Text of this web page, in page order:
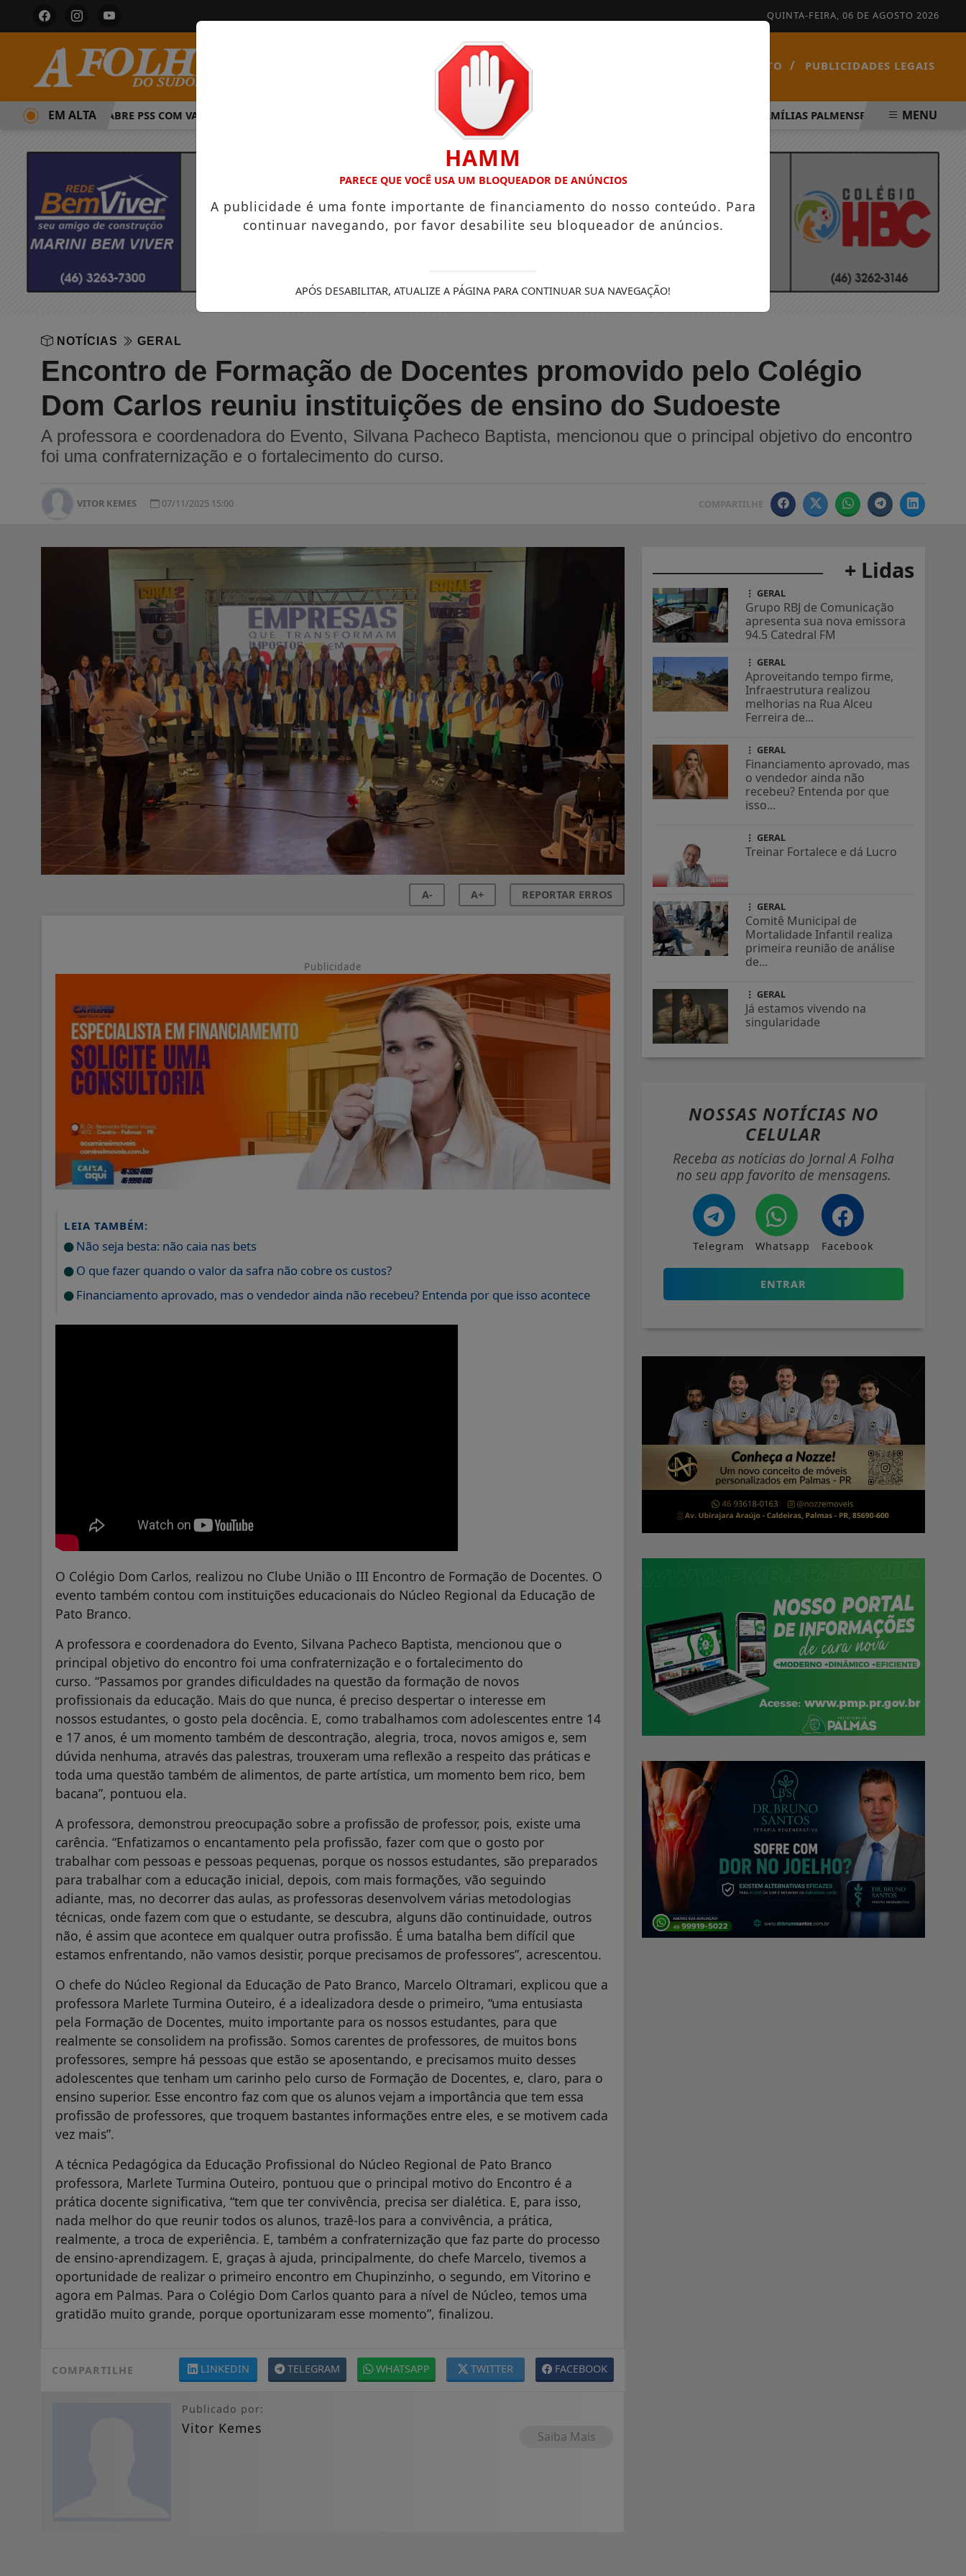
QUINTA-FEIRA, 06 DE AGOSTO 2026
INÍCIO CONTATO / PUBLICIDADES LEGAIS
PREFEITURA ABRE PSS COM VAGAS EM SEIS FUNÇÕES E SALÁRIOS QUE CHEGAM A R$ 3,8 MIL IGREJA DO DIVINO ESPÍRITO SANTO FAMÍLIAS PALMENSES FORAM
EM ALTA MENU
NOTÍCIAS GERAL
Encontro de Formação de Docentes promovido pelo Colégio
Dom Carlos reuniu instituições de ensino do Sudoeste
A professora e coordenadora do Evento, Silvana Pacheco Baptista, mencionou que o principal objetivo do encontro
foi uma confraternização e o fortalecimento do curso.
VITOR KEMES 07/11/2025 15:00 COMPARTILHE
A- A+ REPORTAR ERROS
Publicidade
LEIA TAMBÉM:
Não seja besta: não caia nas bets
O que fazer quando o valor da safra não cobre os custos?
Financiamento aprovado, mas o vendedor ainda não recebeu? Entenda por que isso acontece
O Colégio Dom Carlos, realizou no Clube União o III Encontro de Formação de Docentes. O
evento também contou com instituições educacionais do Núcleo Regional da Educação de
Pato Branco.
A professora e coordenadora do Evento, Silvana Pacheco Baptista, mencionou que o
principal objetivo do encontro foi uma confraternização e o fortalecimento do
curso. “Passamos por grandes dificuldades na questão da formação de novos
profissionais da educação. Mais do que nunca, é preciso despertar o interesse em
nossos estudantes, o gosto pela docência. E, como trabalhamos com adolescentes entre 14
e 17 anos, é um momento também de descontração, alegria, troca, novos amigos e, sem
dúvida nenhuma, através das palestras, trouxeram uma reflexão a respeito das práticas e
toda uma questão também de alimentos, de parte artística, um momento bem rico, bem
bacana”, pontuou ela.
A professora, demonstrou preocupação sobre a profissão de professor, pois, existe uma
carência. “Enfatizamos o encantamento pela profissão, fazer com que o gosto por
trabalhar com pessoas e pessoas pequenas, porque os nossos estudantes, são preparados
para trabalhar com a educação inicial, depois, com mais formações, vão seguindo
adiante, mas, no decorrer das aulas, as professoras desenvolvem várias metodologias
técnicas, onde fazem com que o estudante, se descubra, alguns dão continuidade, outros
não, é assim que acontece em qualquer outra profissão. É uma batalha bem difícil que
estamos enfrentando, não vamos desistir, porque precisamos de professores”, acrescentou.
O chefe do Núcleo Regional da Educação de Pato Branco, Marcelo Oltramari, explicou que a
professora Marlete Turmina Outeiro, é a idealizadora desde o primeiro, “uma entusiasta
pela Formação de Docentes, muito importante para os nossos estudantes, para que
realmente se consolidem na profissão. Somos carentes de professores, de muitos bons
professores, sempre há pessoas que estão se aposentando, e precisamos muito desses
adolescentes que tenham um carinho pelo curso de Formação de Docentes, e, claro, para o
ensino superior. Esse encontro faz com que os alunos vejam a importância que tem essa
profissão de professores, que troquem bastantes informações entre eles, e se motivem cada
vez mais”.
A técnica Pedagógica da Educação Profissional do Núcleo Regional de Pato Branco
professora, Marlete Turmina Outeiro, pontuou que o principal motivo do Encontro é a
prática docente significativa, “tem que ter convivência, precisa ser dialética. E, para isso,
nada melhor do que reunir todos os alunos, trazê-los para a convivência, a prática,
realmente, a troca de experiência. E, também a confraternização que faz parte do processo
de ensino-aprendizagem. E, graças à ajuda, principalmente, do chefe Marcelo, tivemos a
oportunidade de realizar o primeiro encontro em Chupinzinho, o segundo, em Vitorino e
agora em Palmas. Para o Colégio Dom Carlos quanto para a nível de Núcleo, temos uma
gratidão muito grande, porque oportunizaram esse momento”, finalizou.
COMPARTILHE FACEBOOK
TWITTER
WHATSAPP
TELEGRAM
LINKEDIN
Publicado por:
Vitor Kemes Saiba Mais
+ Lidas
GERAL
Grupo RBJ de Comunicação
apresenta sua nova emissora
94.5 Catedral FM
GERAL
Aproveitando tempo firme,
Infraestrutura realizou
melhorias na Rua Alceu
Ferreira de...
GERAL
Financiamento aprovado, mas
o vendedor ainda não
recebeu? Entenda por que
isso...
GERAL
Treinar Fortalece e dá Lucro
GERAL
Comitê Municipal de
Mortalidade Infantil realiza
primeira reunião de análise
de...
GERAL
Já estamos vivendo na
singularidade
NOSSAS NOTÍCIAS NO
CELULAR
Receba as notícias do Jornal A Folha
no seu app favorito de mensagens.
Telegram Whatsapp Facebook
ENTRAR
HAMM
PARECE QUE VOCÊ USA UM BLOQUEADOR DE ANÚNCIOS
A publicidade é uma fonte importante de financiamento do nosso conteúdo. Para
continuar navegando, por favor desabilite seu bloqueador de anúncios.
APÓS DESABILITAR, ATUALIZE A PÁGINA PARA CONTINUAR SUA NAVEGAÇÃO!